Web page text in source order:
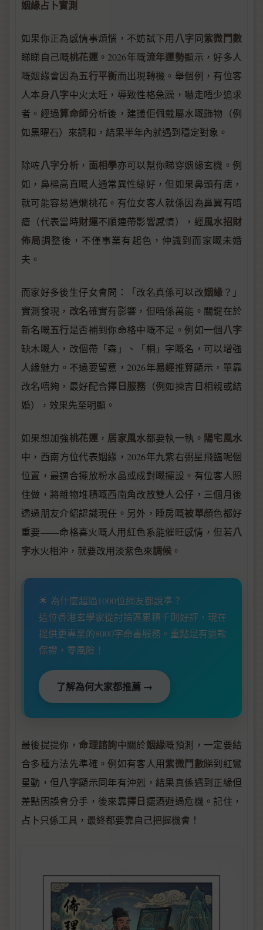
姻緣占卜實測
如果你正為感情事煩惱，不妨試下用八字同紫微鬥數
睇睇自己嘅桃花運 。2026年嘅流年運勢顯示，好多人
嘅姻緣會因為五行平衡而出現轉機。舉個例，有位客
人本身八字中火太旺，導致性格急躁，嚇走唔少追求
者。經過算命師分析後，建議佢佩戴屬水嘅飾物（例
如黑曜石）來調和，結果半年內就遇到穩定對象。
除咗八字分析 ， 面相學亦可以幫你睇穿姻緣玄機。例
如，鼻樑高直嘅人通常異性緣好，但如果鼻頭有痣，
就可能容易遇爛桃花。有位女客人就係因為鼻翼有暗
瘡（代表當時財運不順連帶影響感情），經風水招財
佈局調整後，不僅事業有起色，仲識到而家嘅未婚
夫。
而家好多後生仔女會問：「改名真係可以改姻緣 ？」
實測發現， 改名確實有影響，但唔係萬能。關鍵在於
新名嘅五行是否補到你命格中嘅不足。例如一個八字
缺木嘅人，改個帶「森」、「桐」字嘅名，可以增強
人緣魅力。不過要留意，2026年易經推算顯示，單靠
改名唔夠，最好配合擇日服務 （例如揀吉日相親或結
婚），效果先至明顯。
如果想加強桃花運， 居家風水都要執一執。 陽宅風水
中，西南方位代表姻緣，2026年九紫右弼星飛臨呢個
位置，最適合擺放粉水晶或成對嘅擺設。有位客人照
住做，將雜物堆積嘅西南角改放雙人公仔，三個月後
透過朋友介紹認識現任。另外，睡房嘅被單顏色都好
重要——命格喜火嘅人用紅色系能催旺感情，但若八
字水火相沖，就要改用淡紫色來調候 。
🌟 為什麼超過1000位網友都說準？
這位香港玄學家從討論區累積千則好評，現在
提供更專業的8000字命書服務。重點是有退款
保證，零風險！
了解為何大家都推薦 →
最後提提你， 命理諮詢中關於姻緣嘅預測，一定要結
合多種方法先準確。例如有客人用紫微鬥數睇到紅鸞
星動，但八字顯示同年有沖剋，結果真係遇到正緣但
差點因誤會分手，後來靠擇日擺酒避過危機。記住，
占卜只係工具，最終都要靠自己把握機會！